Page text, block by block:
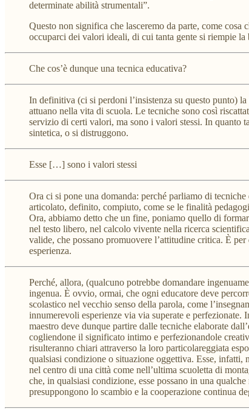
determinate abilità strumentali”.
Questo non significa che lasceremo da parte, come
occuparci dei valori ideali, di cui tanta gente si riempie
Che cos’è dunque una tecnica educativa?
In definitiva (ci si perdoni l’insistenza su questo punto)
attuano nella vita di scuola. Le tecniche sono così
servizio di certi valori, ma sono i valori stessi. In quanto
sintetica, o si distruggono.
Esse […] sono i valori stessi
Ora ci si pone una domanda: perché parliamo di
articolato, definito, compiuto, come se le finalità
Ora, abbiamo detto che un fine, poniamo quello di
nel testo libero, nel calcolo vivente nella ricerca
valide, che possano promuovere l’attitudine critica. È
esperienza.
Perché, allora, (qualcuno potrebbe domandare
ingenua. È ovvio, ormai, che ogni educatore deve
scolastico nel vecchio senso della parola, come
innumerevoli esperienze via via superate e
maestro deve dunque partire dalle tecniche elaborate
cogliendone il significato intimo e perfezionandole
risulteranno chiari attraverso la loro particolareggiata
qualsiasi condizione o situazione oggettiva. Esse, infatti,
nel centro di una città come nell’ultima scuoletta di
che, in qualsiasi condizione, esse possano in una
presuppongono lo scambio e la cooperazione continua